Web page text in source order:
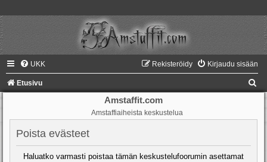
UKK Kirjaudu sisään
Rekisteröidy
Etusivu
Amstaffit.com
Amstaffiaiheista keskustelua
Poista evästeet
Haluatko varmasti poistaa tämän keskustelufoorumin asettamat